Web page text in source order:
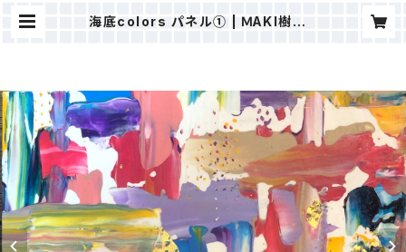
海底colors パネル① | ＭAKI樹ⒸS